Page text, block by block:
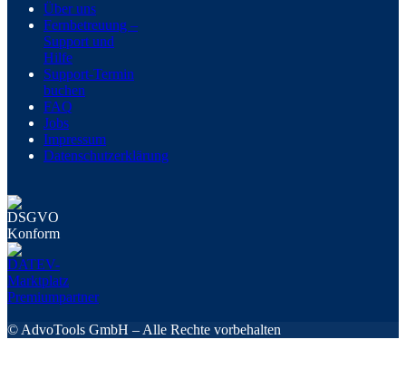
Über uns
Fernbetreuung –
Support und
Hilfe
Support-Termin
buchen
FAQ
Jobs
Impressum
Datenschutzerklärung
© AdvoTools GmbH – Alle Rechte vorbehalten